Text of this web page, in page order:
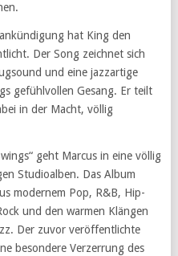
hat King den
Der Song zeichnet sich
und eine jazzartige
gefühlvollen Gesang. Er teilt
in der Macht, völlig
geht Marcus in eine völlig
Studioalben. Das Album
modernem Pop, R&B, Hip-
und den warmen Klängen
Der zuvor veröffentlichte
besondere Verzerrung des